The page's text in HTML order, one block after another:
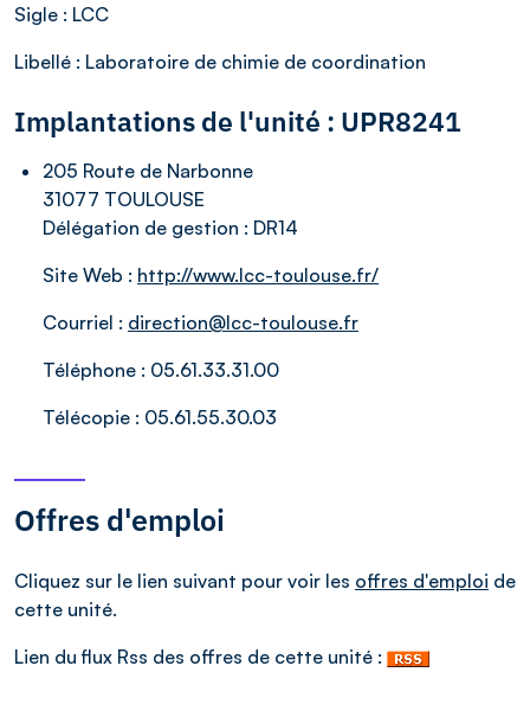
Sigle : LCC
Libellé : Laboratoire de chimie de coordination
Implantations de l'unité : UPR8241
205 Route de Narbonne
31077 TOULOUSE
Délégation de gestion : DR14
Site Web : http://www.lcc-toulouse.fr/
Courriel : direction@lcc-toulouse.fr
Téléphone : 05.61.33.31.00
Télécopie : 05.61.55.30.03
Offres d'emploi
Cliquez sur le lien suivant pour voir les offres d'emploi de
cette unité.
Lien du flux Rss des offres de cette unité :